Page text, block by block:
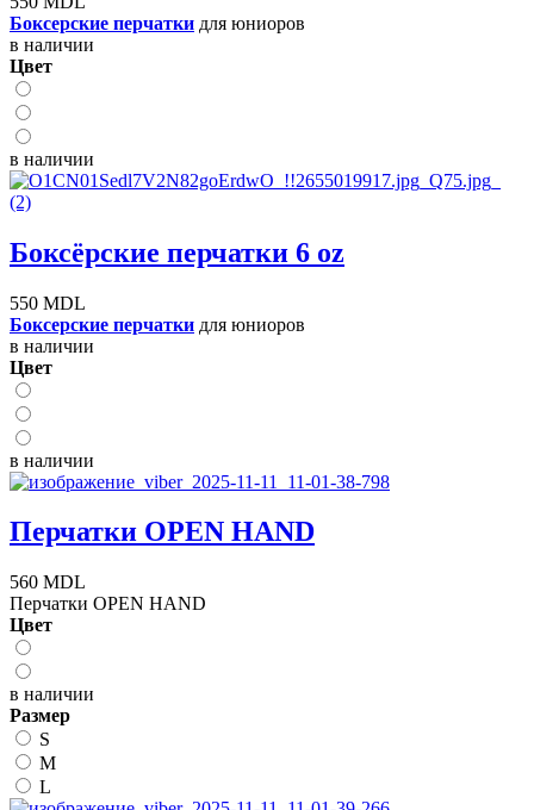
Боксерские перчатки для юниоров
в наличии
Цвет
в наличии
Боксёрские перчатки 6 oz
550 MDL
Боксерские перчатки для юниоров
в наличии
Цвет
в наличии
Перчатки OPEN HAND
560 MDL
Перчатки OPEN HAND
Цвет
в наличии
Размер
S
M
L